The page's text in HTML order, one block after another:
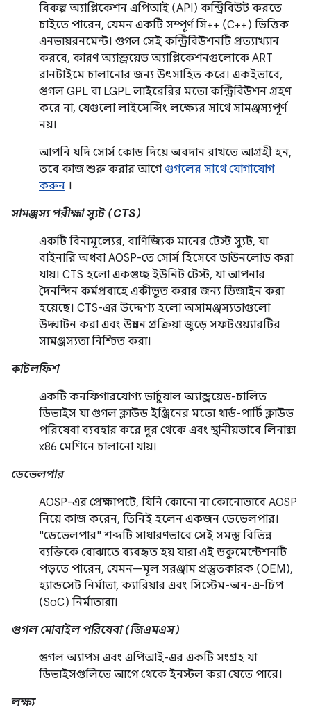
বিকল্প অ্যাপ্লিকেশন এপিআই (API) কন্ট্রিবিউট করতে
চাইতে পারেন, যেমন একটি সম্পূর্ণ সি++ (C++) ভিত্তিক
এনভায়রনমেন্ট। গুগল সেই কন্ট্রিবিউশনটি প্রত্যাখ্যান
করবে, কারণ অ্যান্ড্রয়েড অ্যাপ্লিকেশনগুলোকে ART
রানটাইমে চালানোর জন্য উৎসাহিত করে। একইভাবে,
গুগল GPL বা LGPL লাইব্রেরির মতো কন্ট্রিবিউশন গ্রহণ
করে না, যেগুলো লাইসেন্সিং লক্ষ্যের সাথে সামঞ্জস্যপূর্ণ
নয়।
আপনি যদি সোর্স কোড দিয়ে অবদান রাখতে আগ্রহী হন,
তবে কাজ শুরু করার আগেগুগলের সাথে যোগাযোগ
করুন ।
সামঞ্জস্য পরীক্ষা স্যুট (CTS)
একটি বিনামূল্যের, বাণিজ্যিক মানের টেস্ট স্যুট, যা
বাইনারি অথবা AOSP-তে সোর্স হিসেবে ডাউনলোড করা
যায়। CTS হলো একগুচ্ছ ইউনিট টেস্ট, যা আপনার
দৈনন্দিন কর্মপ্রবাহে একীভূত করার জন্য ডিজাইন করা
হয়েছে। CTS-এর উদ্দেশ্য হলো অসামঞ্জস্যতাগুলো
উদ্ঘাটন করা এবং উন্নয়ন প্রক্রিয়া জুড়ে সফটওয়্যারটির
সামঞ্জস্যতা নিশ্চিত করা।
কাটলফিশ
একটি কনফিগারযোগ্য ভার্চুয়াল অ্যান্ড্রয়েড-চালিত
ডিভাইস যা গুগল ক্লাউড ইঞ্জিনের মতো থার্ড-পার্টি ক্লাউড
পরিষেবা ব্যবহার করে দূর থেকে এবং স্থানীয়ভাবে লিনাক্স
x86 মেশিনে চালানো যায়।
ডেভেলপার
AOSP-এর প্রেক্ষাপটে, যিনি কোনো না কোনোভাবে AOSP
নিয়ে কাজ করেন, তিনিই হলেন একজন ডেভেলপার।
"ডেভেলপার" শব্দটি সাধারণভাবে সেই সমস্ত বিভিন্ন
ব্যক্তিকে বোঝাতে ব্যবহৃত হয় যারা এই ডকুমেন্টেশনটি
পড়তে পারেন, যেমন—মূল সরঞ্জাম প্রস্তুতকারক (OEM),
হ্যান্ডসেট নির্মাতা, ক্যারিয়ার এবং সিস্টেম-অন-এ-চিপ
(SoC) নির্মাতারা।
গুগল মোবাইল পরিষেবা (জিএমএস)
গুগল অ্যাপস এবং এপিআই-এর একটি সংগ্রহ যা
ডিভাইসগুলিতে আগে থেকে ইনস্টল করা যেতে পারে।
লক্ষ্য